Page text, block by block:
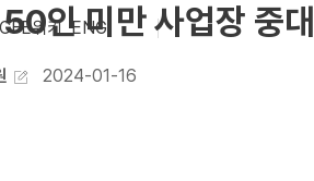
ENG
인 미만 사업장 중
2024-01-16